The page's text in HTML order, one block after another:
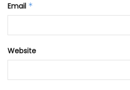
Email *
Website